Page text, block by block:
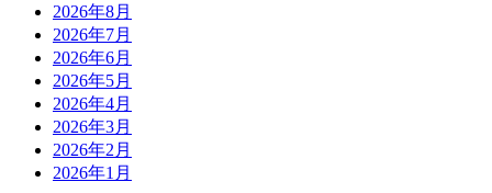
2026年8月
2026年7月
2026年6月
2026年5月
2026年4月
2026年3月
2026年2月
2026年1月